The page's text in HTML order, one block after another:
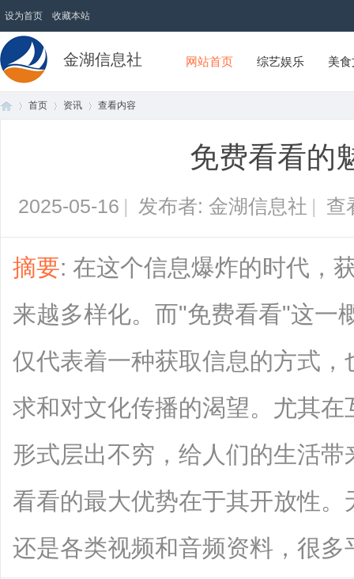
设为首页 收藏本站
金湖信息社 网站首页 综艺娱乐 美
首页 资讯 查看内容
免费看看的
2025-05-16 | 发布者: 金湖信息社 | 查
摘要: 在这个信息爆炸的时代，
来越多样化。而"免费看看"这一
仅代表着一种获取信息的方式
求和对文化传播的渴望。尤其
形式层出不穷，给人们的生活
看看的最大优势在于其开放性
还是各类视频和音频资料，很多